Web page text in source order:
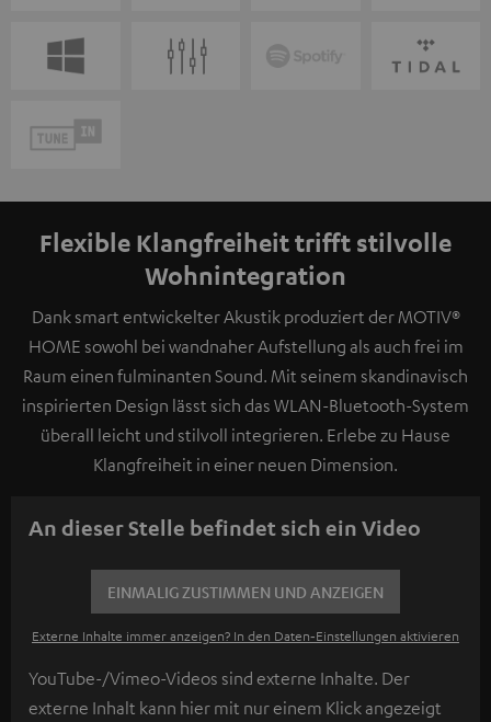
Flexible Klangfreiheit trifft stilvolle
Wohnintegration
Dank smart entwickelter Akustik produziert der MOTIV®
HOME sowohl bei wandnaher Aufstellung als auch frei im
Raum einen fulminanten Sound. Mit seinem skandinavisch
inspirierten Design lässt sich das WLAN-Bluetooth-System
überall leicht und stilvoll integrieren. Erlebe zu Hause
Klangfreiheit in einer neuen Dimension.
An dieser Stelle befindet sich ein Video
EINMALIG ZUSTIMMEN UND ANZEIGEN
Externe Inhalte immer anzeigen? In den Daten‑Einstellungen aktivieren
YouTube-/Vimeo-Videos sind externe Inhalte. Der
externe Inhalt kann hier mit nur einem Klick angezeigt